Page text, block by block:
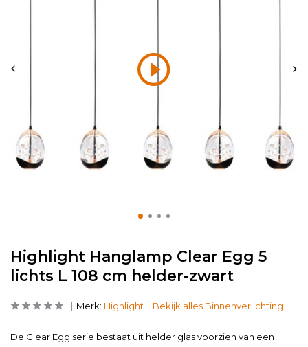
Highlight Hanglamp Clear Egg 5
lichts L 108 cm helder-zwart
Merk: Highlight Bekijk alles Binnenverlichting
De Clear Egg serie bestaat uit helder glas voorzien van een